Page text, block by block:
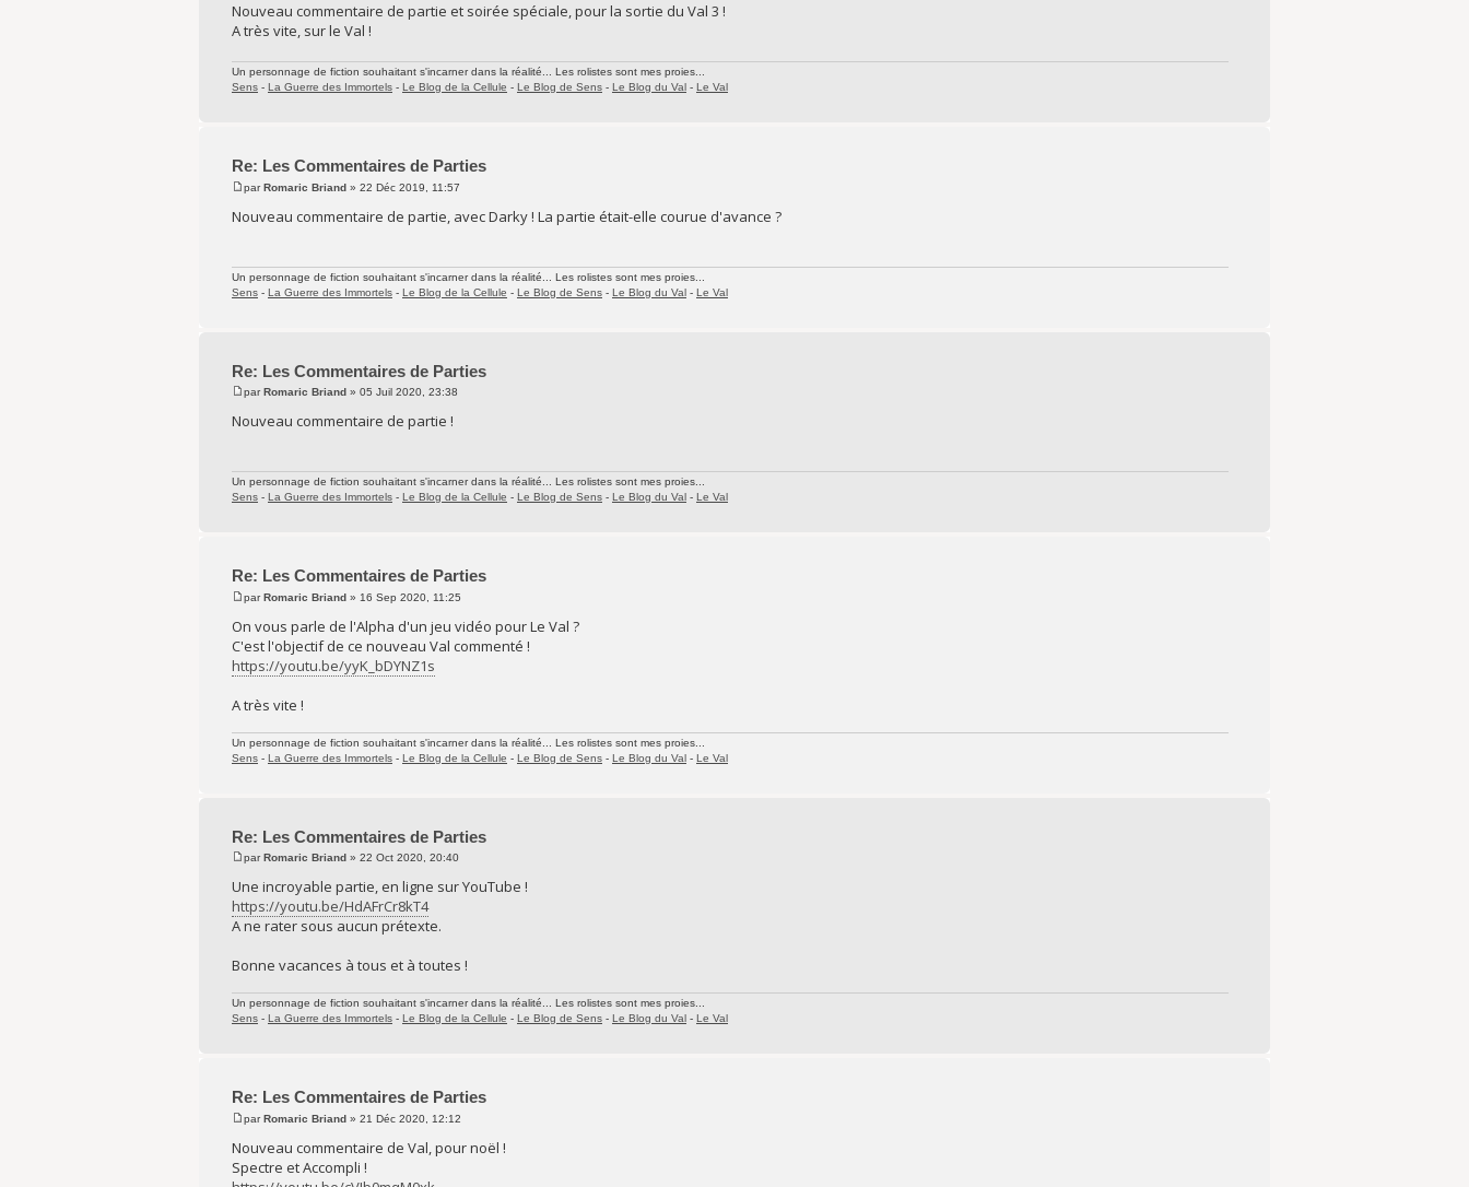
Nouveau commentaire de partie et soirée spéciale, pour la sortie du Val 3 !
A très vite, sur le Val !
Un personnage de fiction souhaitant s'incarner dans la réalité... Les rolistes sont mes proies...
Sens - La Guerre des Immortels - Le Blog de la Cellule - Le Blog de Sens - Le Blog du Val - Le Val
Re: Les Commentaires de Parties
parRomaric Briand » 22 Déc 2019, 11:57
Nouveau commentaire de partie, avec Darky ! La partie était-elle courue d'avance ?
Un personnage de fiction souhaitant s'incarner dans la réalité... Les rolistes sont mes proies...
Sens - La Guerre des Immortels - Le Blog de la Cellule - Le Blog de Sens - Le Blog du Val - Le Val
Re: Les Commentaires de Parties
parRomaric Briand » 05 Juil 2020, 23:38
Nouveau commentaire de partie !
Un personnage de fiction souhaitant s'incarner dans la réalité... Les rolistes sont mes proies...
Sens - La Guerre des Immortels - Le Blog de la Cellule - Le Blog de Sens - Le Blog du Val - Le Val
Re: Les Commentaires de Parties
parRomaric Briand » 16 Sep 2020, 11:25
On vous parle de l'Alpha d'un jeu vidéo pour Le Val ?
C'est l'objectif de ce nouveau Val commenté !
https://youtu.be/yyK_bDYNZ1s
A très vite !
Un personnage de fiction souhaitant s'incarner dans la réalité... Les rolistes sont mes proies...
Sens - La Guerre des Immortels - Le Blog de la Cellule - Le Blog de Sens - Le Blog du Val - Le Val
Re: Les Commentaires de Parties
parRomaric Briand » 22 Oct 2020, 20:40
Une incroyable partie, en ligne sur YouTube !
https://youtu.be/HdAFrCr8kT4
A ne rater sous aucun prétexte.
Bonne vacances à tous et à toutes !
Un personnage de fiction souhaitant s'incarner dans la réalité... Les rolistes sont mes proies...
Sens - La Guerre des Immortels - Le Blog de la Cellule - Le Blog de Sens - Le Blog du Val - Le Val
Re: Les Commentaires de Parties
parRomaric Briand » 21 Déc 2020, 12:12
Nouveau commentaire de Val, pour noël !
Spectre et Accompli !